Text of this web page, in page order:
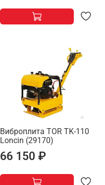
Виброплита TOR TK-110
Loncin (29170)
66 150 ₽